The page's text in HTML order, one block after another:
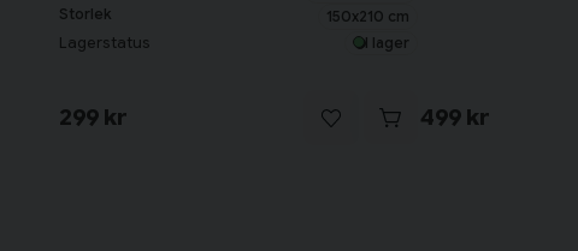
Storlek
150x210 cm
Lagerstatus I lager
299 kr 499 kr